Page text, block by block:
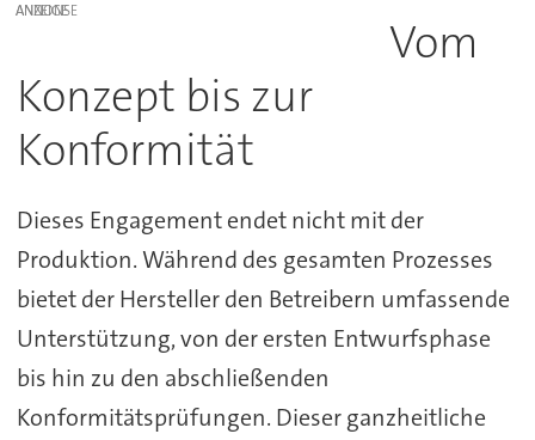
ANZEIGE
Vom
Konzept bis zur
Konformität
Dieses Engagement endet nicht mit der
Produktion. Während des gesamten Prozesses
bietet der Hersteller den Betreibern umfassende
Unterstützung, von der ersten Entwurfsphase
bis hin zu den abschließenden
Konformitätsprüfungen. Dieser ganzheitliche